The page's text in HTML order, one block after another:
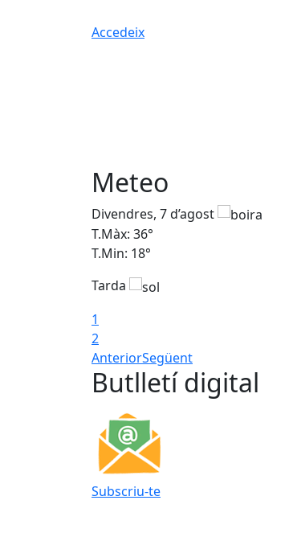
Accedeix
Meteo
Divendres, 7 d’agost
T.Màx: 36°
T.Min: 18°
Tarda
1
2
AnteriorSegüent
Butlletí digital
Subscriu-te